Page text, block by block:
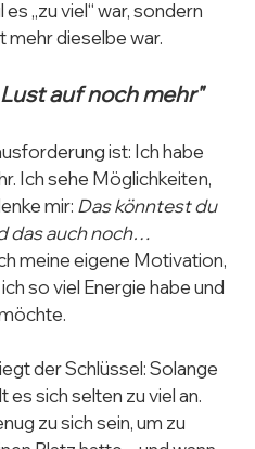
„zu viel“ war, sondern
mehr dieselbe war.
auf noch mehr"
ist: Ich habe
Ich sehe Möglichkeiten,
mir: Das könntest du
das auch noch…
meine eigene Motivation,
so viel Energie habe und
der Schlüssel: Solange
es sich selten zu viel an.
zu sich sein, um zu